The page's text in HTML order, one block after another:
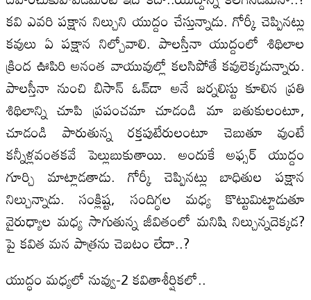
కవి ఎవరి పక్షాన నిల్చుని యుద్దం చేస్తున్నాడు. గోర్కీ చెప్పినట్లు
కవులు ఏ పక్షాన నిల్చోవాలి. పాలస్తీనా యుద్దంలో శిథిలాల
క్రింద ఊపిరి అనంత వాయువుల్లో కలసిపోతే కవులెక్కడున్నారు.
పాలస్తీనా నుంచి బిసాన్‌ ఓవ్‌డా అనే జర్నలిస్టు కూలిన ప్రతి
శిథిలాన్ని చూపి ప్రపంచమా చూడండి మా బతుకులంటూ,
చూడండి పారుతున్న రక్తపుటేరులంటూ చెబుతూ వుంటే
కన్నీళ్లవంతకవే పెల్లుబుకుతాయి. అందుకే అఫ్సర్‌ యుద్దం
గూర్చి మాట్లాడతాడు. గోర్కీ చెప్పినట్లు బాధితుల పక్షాన
నిల్చున్నాడు. సంక్లిష్ట, సందిగ్ధల మధ్య కొట్టుమిట్టాడుతూ
వైరుధ్యాల మధ్య సాగుతున్న జీవితంలో మనిషి నిల్చున్నదెక్కడ?
పై కవిత మన పాత్రను చెబటం లేదా..?
యుద్ధం మధ్యలో నువ్వు-2 కవితాశీర్షికలో..